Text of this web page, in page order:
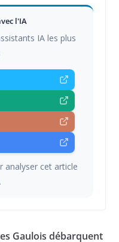
l'IA
IA les plus
analyser cet article
Gaulois débarquent